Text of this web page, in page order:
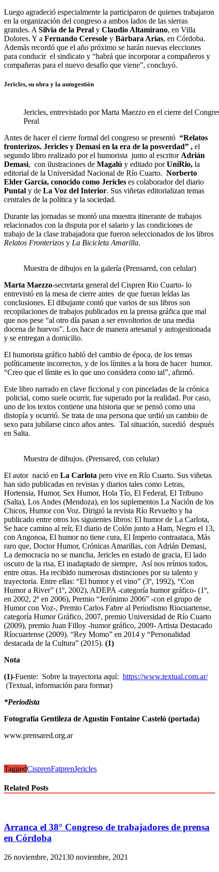
Luego agradeció especialmente la participaron de quienes trabajaron
en la organización del congreso a ambos lados de las sierras
grandes. A Silvia de la Peral y Claudio Altamirano, en Villa
Dolores. Y a Fernando Ceresole y Bárbara Arias, en Córdoba.
Además recordó que el año próximo se harán nuevas elecciones
para conducir el sindicato y “habrá que incorporar a compañeros y
compañeras para el nuevo desafío que viene”, concluyó.
Jericles, su obra y la autogestión
Jericles, entrevistado por Marta Maezzo en el cierre del
Peral
Antes de hacer el cierre formal del congreso se presentó “Relatos
fronterizos. Jericles y Demasi en la era de la posverdad” , el
segundo libro realizado por el humorista junto al escritor Adrián
Demasi, con ilustraciones de Magalú y editado porUniRio, la
editorial de la Universidad Nacional de Río Cuarto. Norberto
Elder García, conocido como Jericles es colaborador del diario
Puntal y de La Voz del Interior. Sus viñetas editorializan temas
centrales de la política y la sociedad.
Durante las jornadas se montó una muestra itinerante de trabajos
relacionados con la disputa por el salario y las condiciones de
trabajo de la clase trabajadora que fueron seleccionados de los libros
Relatos Fronterizos y La Bicicleta Amarilla.
Muestra de dibujos en la galería (Prensared, con celular)
Marta Maezzo-secretaria general del Cispren Rio Cuarto- lo
entrevistó en la mesa de cierre antes de que fueran leídas las
conclusiones. El dibujante contó que varios de sus libros son
recopilaciones de trabajos publicados en la prensa gráfica que mal
que nos pese “al otro día pasan a ser envoltorios de una media
docena de huevos”. Los hace de manera artesanal y autogestionada
y se entregan a domicilio.
El humorista gráfico habló del cambio de época, de los temas
políticamente incorrectos, y de los límites a la hora de hacer humor.
“Creo que el límite es lo que uno considera como tal”, afirmó.
Este libro narrado en clave ficcional y con pinceladas de la crónica
policial, como suele ocurrir, fue superado por la realidad. Por caso,
uno de los textos contiene una historia que se pensó como una
distopía y ocurrió. Se trata de una persona que urdió un cambio de
sexo para jubilarse cinco años antes. Tal situación, sucedió después
en Salta.
Muestra de dibujos. (Prensared, con celular)
El autor nació en La Carlota pero vive en Río Cuarto. Sus viñetas
han sido publicadas en revistas y diarios tales como Letras,
Hortensia, Humor, Sex Humor, Hola Tío, El Federal, El Tribuno
(Salta), Los Andes (Mendoza), en los suplementos La Nación de los
Chicos, Humor con Voz. Dirigió la revista Río Revuelto y ha
publicado entre otros los siguientes libros: El humor de La Carlota,
Se hace camino al reír, El diario de Colón junto a Ham, Negro el 13,
con Angonoa, El humor no tiene cura, El Imperio contraataca, Más
raro que, Doctor Humor, Crónicas Amarillas, con Adrián Demasi,
La democracia no se mancha, Jericles en estado de gracia, El lado
oscuro de la risa, El inadaptado de siempre, Así nos reímos todos,
entre otras. Ha recibido numerosas distinciones por su talento y
trayectoria. Entre ellas: “El humor y el vino” (3º, 1992), “Con
Humor a River” (1º, 2002), ADEPA -categoría humor gráfico- (1º,
en 2002, 2º en 2006), Premio “Jerónimo 2006” -con el grupo de
Humor con Voz-, Premio Carlos Fabre al Periodismo Riocuartense,
categoría Humor Gráfico, 2007, premio Universidad de Río Cuarto
(2009), premio Juan Filloy -humor gráfico, 2009- Artista Destacado
Ríocuartense (2009). “Rey Momo” en 2014 y “Personalidad
destacada de la Cultura” (2015). (1)
Nota
(1)-Fuente: Sobre la trayectoria aquí: https://www.textual.com.ar/
(Textual, información para formar)
*Periodista
Fotografía Gentileza de Agustín Fontaine Casteló (portada)
www.prensared.org.ar
TaggedCisprenFatprenJericles
Related Posts
Arranca el 38° Congreso de trabajadores de prensa
en Córdoba
26 noviembre, 202130 noviembre, 2021